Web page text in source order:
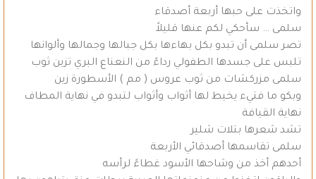
واتخذت على حبها أربعة أصدقاء
سلمى … سأحكي لكم عنها قليلاً
تصر سلمى أن تبدو بكل بهاءها بكل جبالها وجمالها وألوانها
تلبس على جسدها الطفولي رداءً من النعناع البري تزين ثوب
سلمى مزركشات من ثوب عروس ( مم ) الأسطورة زين
وبكو ما فتيء يخيط لها أثواب وأثواب لتبدو في نهاية المطاف
نهاية القيافة
تشد شعرها بتلات شلير
سلمى تقاسمها أصدقائي الأربعة
أحدهم أخذ من وشاحها الأسود غطاءً لرأسه